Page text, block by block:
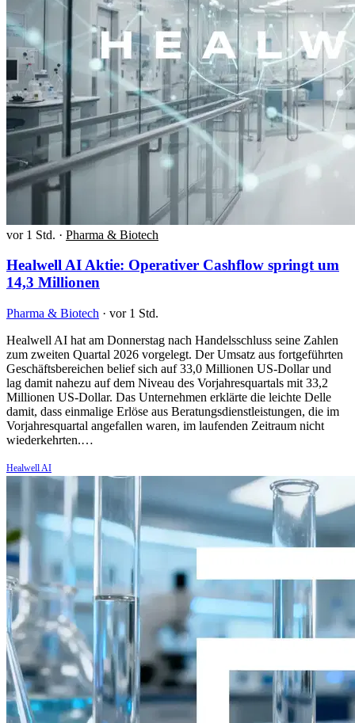
vor 1 Std. · Pharma & Biotech
Healwell AI Aktie: Operativer Cashflow springt um
14,3 Millionen
Pharma & Biotech · vor 1 Std.
Healwell AI hat am Donnerstag nach Handelsschluss seine Zahlen
zum zweiten Quartal 2026 vorgelegt. Der Umsatz aus fortgeführten
Geschäftsbereichen belief sich auf 33,0 Millionen US-Dollar und
lag damit nahezu auf dem Niveau des Vorjahresquartals mit 33,2
Millionen US-Dollar. Das Unternehmen erklärte die leichte Delle
damit, dass einmalige Erlöse aus Beratungsdienstleistungen, die im
Vorjahresquartal angefallen waren, im laufenden Zeitraum nicht
wiederkehrten.…
Healwell AI